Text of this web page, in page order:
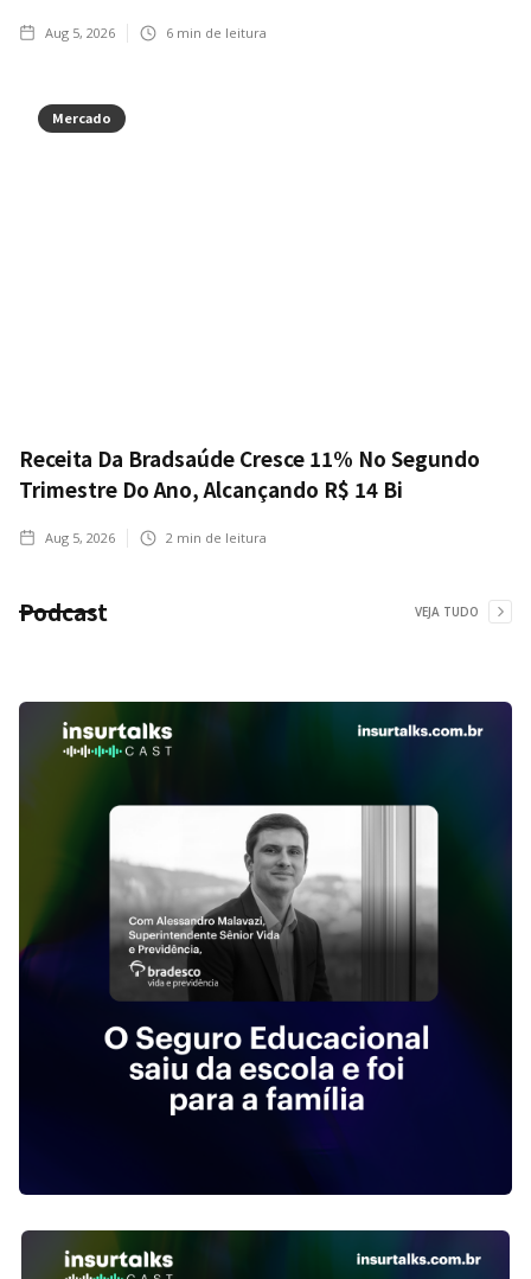
Aug 5, 2026 6 min de leitura
Mercado
Receita Da Bradsaúde Cresce 11% No Segundo
Trimestre Do Ano, Alcançando R$ 14 Bi
Aug 5, 2026 2 min de leitura
Podcast VEJA TUDO